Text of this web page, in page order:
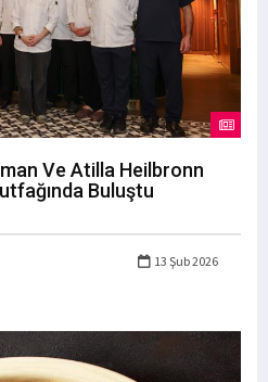
Ve Atilla Heilbronn
Buluştu
13 Şub 2026